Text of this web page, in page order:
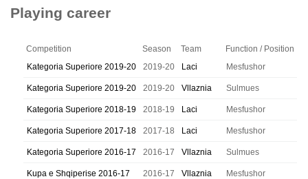
Playing career
Competition Season Team
Function / Position
Kategoria Superiore 2019-20
2019-20 Laci Mesfushor
Kategoria Superiore 2019-20 2019-20 Vllaznia Sulmues
Kategoria Superiore 2018-19 2018-19 Laci Mesfushor
Kategoria Superiore 2017-18 2017-18 Laci Mesfushor
Kategoria Superiore 2016-17 2016-17 Vllaznia Sulmues
Kupa e Shqiperise 2016-17 2016-17 Vllaznia Mesfushor